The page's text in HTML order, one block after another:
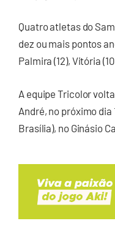
Quatro atletas do
dez ou mais pontos
Palmira (12), Vitória
A equipe Tricolor
André, no próximo dia
Brasília), no Ginásio